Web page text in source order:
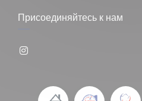
Присоединяйтесь к нам
Instagram ((открывается в